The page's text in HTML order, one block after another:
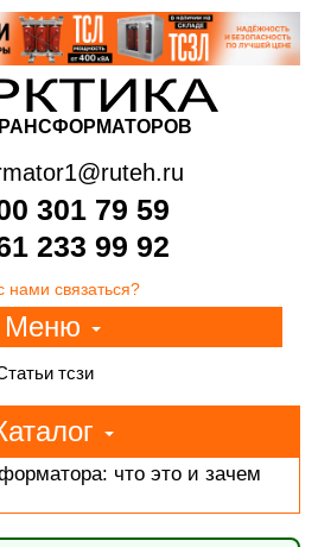
301 79 59
233 99 92
нами связаться?
Меню
тсзи
что это и зачем